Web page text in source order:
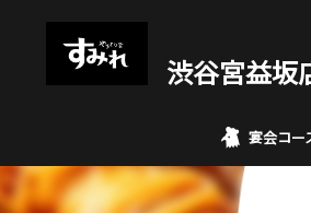
渋谷宮益坂
宴会コー